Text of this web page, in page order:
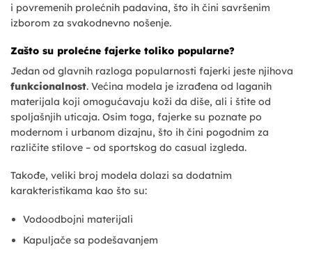
i povremenih prolećnih padavina, što ih čini savršenim
izborom za svakodnevno nošenje.
Zašto su prolećne fajerke toliko popularne?
Jedan od glavnih razloga popularnosti fajerki jeste njihova
funkcionalnost. Većina modela je izrađena od laganih
materijala koji omogućavaju koži da diše, ali i štite od
spoljašnjih uticaja. Osim toga, fajerke su poznate po
modernom i urbanom dizajnu, što ih čini pogodnim za
različite stilove – od sportskog do casual izgleda.
Takođe, veliki broj modela dolazi sa dodatnim
karakteristikama kao što su:
Vodoodbojni materijali
Kapuljače sa podešavanjem